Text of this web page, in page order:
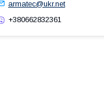
armatec@ukr.net
+380662832361